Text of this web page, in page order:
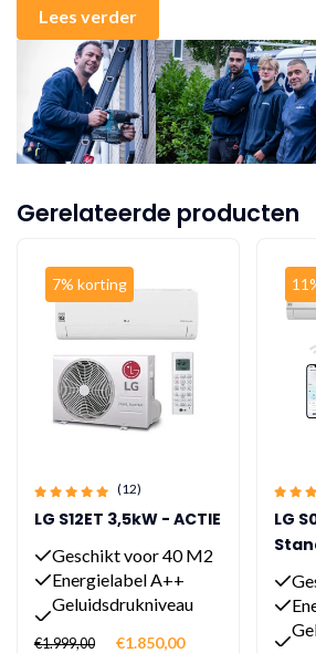
Lees verder
Gerelateerde producten
7% korting
(12)
LG S12ET 3,5kW - ACTIE
Geschikt voor 40 M2
Energielabel A++
Geluidsdrukniveau
€1.999,00 €1.850,00
LG